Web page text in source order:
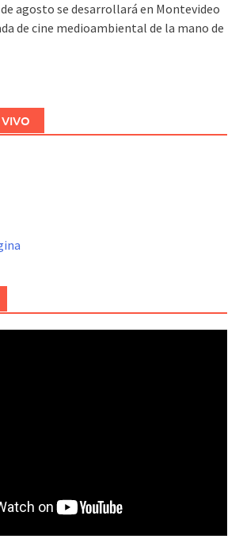
agosto se desarrollará en Montevideo
de cine medioambiental de la mano de